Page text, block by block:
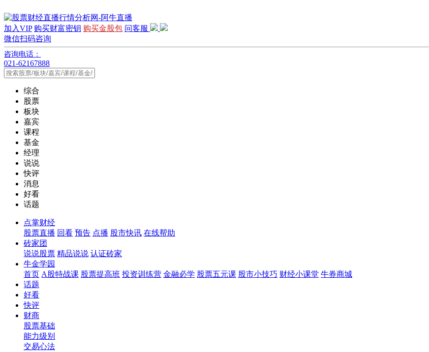
加入VIP 购买财富密钥 购买金股包 问客服
微信扫码咨询
咨询电话：
021-62167888
综合
股票
板块
嘉宾
课程
基金
经理
说说
快评
消息
好看
话题
点掌财经
股票直播 回看 预告 点播 股市快讯 在线帮助
砖家团
说说股票 精品说说 认证砖家
牛金学园
首页 A股特战课 股票提高班 投资训练营 金融必学 股票五元课 股市小技巧 财经小课堂 牛券商城
话题
好看
快评
财商
股票基础
能力级别
交易心法